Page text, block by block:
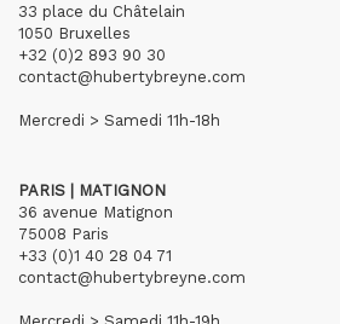
33 place du Châtelain
1050 Bruxelles
+32 (0)2 893 90 30
contact@hubertybreyne.com
Mercredi > Samedi 11h-18h
PARIS | MATIGNON
36 avenue Matignon
75008 Paris
+33 (0)1 40 28 04 71
contact@hubertybreyne.com